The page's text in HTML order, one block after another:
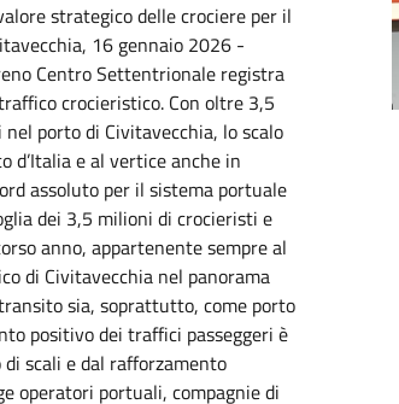
strategico delle crociere per il
16 gennaio 2026 -
Centro Settentrionale registra
crocieristico. Con oltre 3,5
porto di Civitavecchia, lo scalo
d’Italia e al vertice anche in
assoluto per il sistema portuale
dei 3,5 milioni di crocieristi e
anno, appartenente sempre al
di Civitavecchia nel panorama
sia, soprattutto, come porto
positivo dei traffici passeggeri è
scali e dal rafforzamento
operatori portuali, compagnie di